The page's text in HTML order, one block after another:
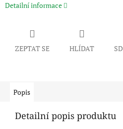
Detailní informace
ZEPTAT SE HLÍDAT
Popis
Detailní popis produktu